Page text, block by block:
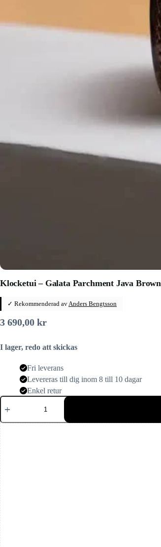
Klocketui – Galata Parchment Java Brown
✓ Rekommenderad av Anders Bengtsson
3 690,00 kr
I lager, redo att skickas
Fri leverans
Levereras till dig inom 8 till 10 dagar
Enkel retur
Klocketui
Parchment
Java
Brown
mängd